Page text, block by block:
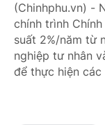
(Chinhphu.vn) -
chính trình
suất 2%/năm từ
nghiệp tư nhân
để thực hiện các